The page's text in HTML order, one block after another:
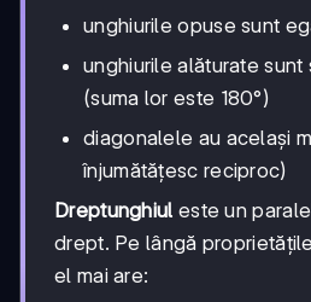
unghiurile opuse sunt
unghiurile alăturate sunt
(suma lor este 180°)
diagonalele au același
înjumătățesc reciproc)
Dreptunghiul este un
drept. Pe lângă
el mai are: